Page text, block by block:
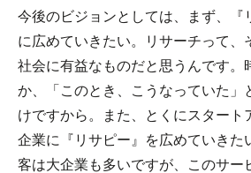
今後のビジョンとしては、まず、『
に広めていきたい。リサーチって、
社会に有益なものだと思うんです。
か、「このとき、こうなっていた」
けですから。また、とくにスタート
企業に『リサピー』を広めていきた
客は大企業も多いですが、このサー